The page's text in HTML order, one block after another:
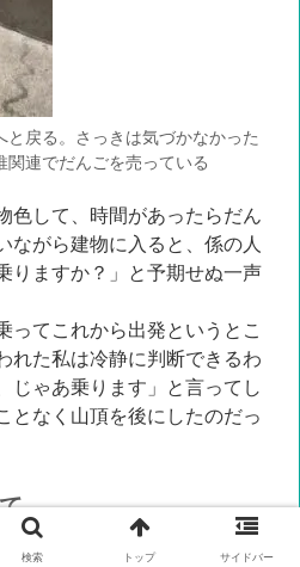
戻る。さっきは気づかなかった
関連でだんごを売っている
色して、時間があったらだん
ながら建物に入ると、係の人
りますか？」と予期せぬ一声
ってこれから出発というとこ
れた私は冷静に判断できるわ
じゃあ乗ります」と言ってし
となく山頂を後にしたのだっ
検索 トップ サイドバー